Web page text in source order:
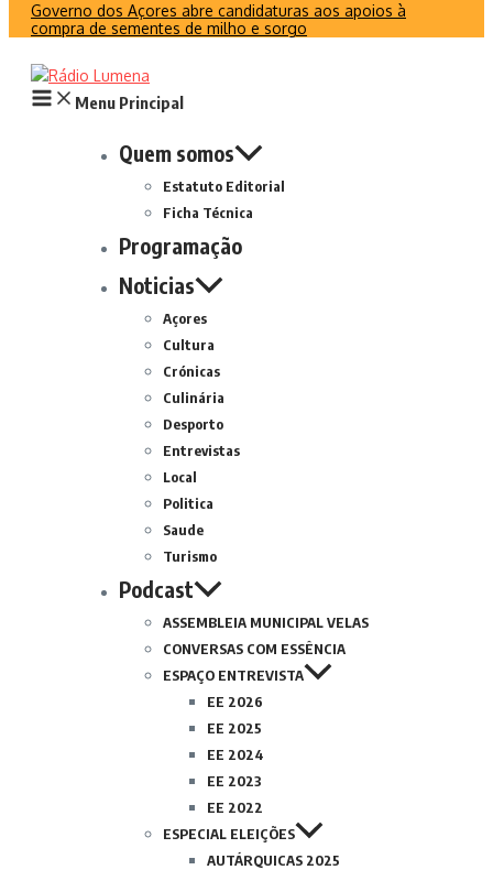
Governo dos Açores abre candidaturas aos apoios à
compra de sementes de milho e sorgo
Menu Principal
Quem somos
Estatuto Editorial
Ficha Técnica
Programação
Noticias
Açores
Cultura
Crónicas
Culinária
Desporto
Entrevistas
Local
Politica
Saude
Turismo
Podcast
ASSEMBLEIA MUNICIPAL VELAS
CONVERSAS COM ESSÊNCIA
ESPAÇO ENTREVISTA
EE 2026
EE 2025
EE 2024
EE 2023
EE 2022
ESPECIAL ELEIÇÕES
AUTÁRQUICAS 2025